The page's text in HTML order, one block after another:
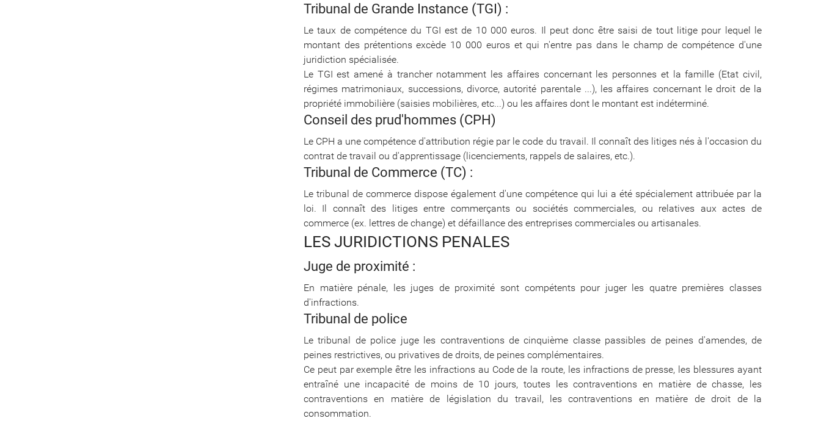
Tribunal de Grande Instance (TGI) :
Le taux de compétence du TGI est de 10 000 euros. Il peut donc être saisi de tout litige pour lequel le
montant des prétentions excède 10 000 euros et qui n'entre pas dans le champ de compétence d'une
juridiction spécialisée.
Le TGI est amené à trancher notamment les affaires concernant les personnes et la famille (Etat civil,
régimes matrimoniaux, successions, divorce, autorité parentale ...), les affaires concernant le droit de la
propriété immobilière (saisies mobilières, etc...) ou les affaires dont le montant est indéterminé.
Conseil des prud'hommes (CPH)
Le CPH a une compétence d'attribution régie par le code du travail. Il connaît des litiges nés à l'occasion du
contrat de travail ou d'apprentissage (licenciements, rappels de salaires, etc.).
Tribunal de Commerce (TC) :
Le tribunal de commerce dispose également d'une compétence qui lui a été spécialement attribuée par la
loi. Il connaît des litiges entre commerçants ou sociétés commerciales, ou relatives aux actes de
commerce (ex. lettres de change) et défaillance des entreprises commerciales ou artisanales.
LES JURIDICTIONS PENALES
Juge de proximité :
En matière pénale, les juges de proximité sont compétents pour juger les quatre premières classes
d'infractions.
Tribunal de police
Le tribunal de police juge les contraventions de cinquième classe passibles de peines d'amendes, de
peines restrictives, ou privatives de droits, de peines complémentaires.
Ce peut par exemple être les infractions au Code de la route, les infractions de presse, les blessures ayant
entraîné une incapacité de moins de 10 jours, toutes les contraventions en matière de chasse, les
contraventions en matière de législation du travail, les contraventions en matière de droit de la
consommation.